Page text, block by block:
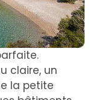
claire, un
la petite